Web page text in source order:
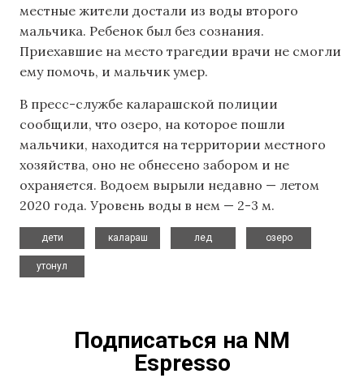
местные жители достали из воды второго
мальчика. Ребенок был без сознания.
Приехавшие на место трагедии врачи не смогли
ему помочь, и мальчик умер.
В пресс-службе каларашской полиции
сообщили, что озеро, на которое пошли
мальчики, находится на территории местного
хозяйства, оно не обнесено забором и не
охраняется. Водоем вырыли недавно — летом
2020 года. Уровень воды в нем — 2-3 м.
дети
калараш
лед
озеро
утонул
Подписаться на NM
Espresso